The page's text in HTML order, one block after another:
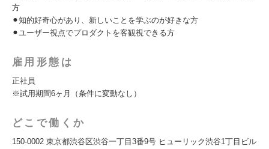
方
⚫︎知的好奇心があり、新しいことを学ぶのが好きな方
⚫︎ユーザー視点でプロダクトを客観視できる方
雇用形態は
正社員
※試用期間6ヶ月（条件に変動なし）
どこで働くか
150-0002 東京都渋谷区渋谷一丁目3番9号 ヒューリック渋谷1丁目ビル